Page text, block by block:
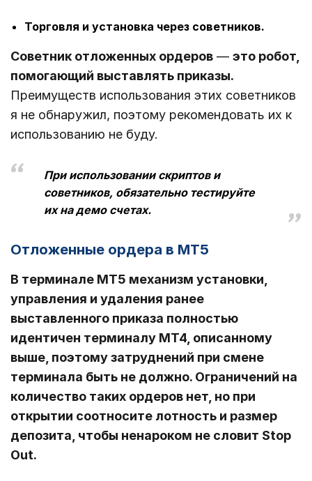
Торговля и установка через советников.
Советник отложенных ордеров — это робот,
помогающий выставлять приказы.
Преимуществ использования этих советников
я не обнаружил, поэтому рекомендовать их к
использованию не буду.
При использовании скриптов и
советников, обязательно тестируйте
их на демо счетах.
Отложенные ордера в МТ5
В терминале МТ5 механизм установки,
управления и удаления ранее
выставленного приказа полностью
идентичен терминалу МТ4, описанному
выше, поэтому затруднений при смене
терминала быть не должно. Ограничений на
количество таких ордеров нет, но при
открытии соотносите лотность и размер
депозита, чтобы ненароком не словит Stop
Out.